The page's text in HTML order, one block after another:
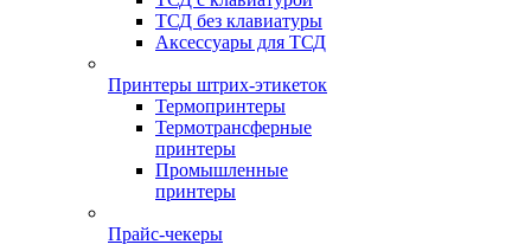
ТСД без клавиатуры
Аксессуары для ТСД
Принтеры штрих-этикеток
Термопринтеры
Термотрансферные
принтеры
Промышленные
принтеры
Прайс-чекеры